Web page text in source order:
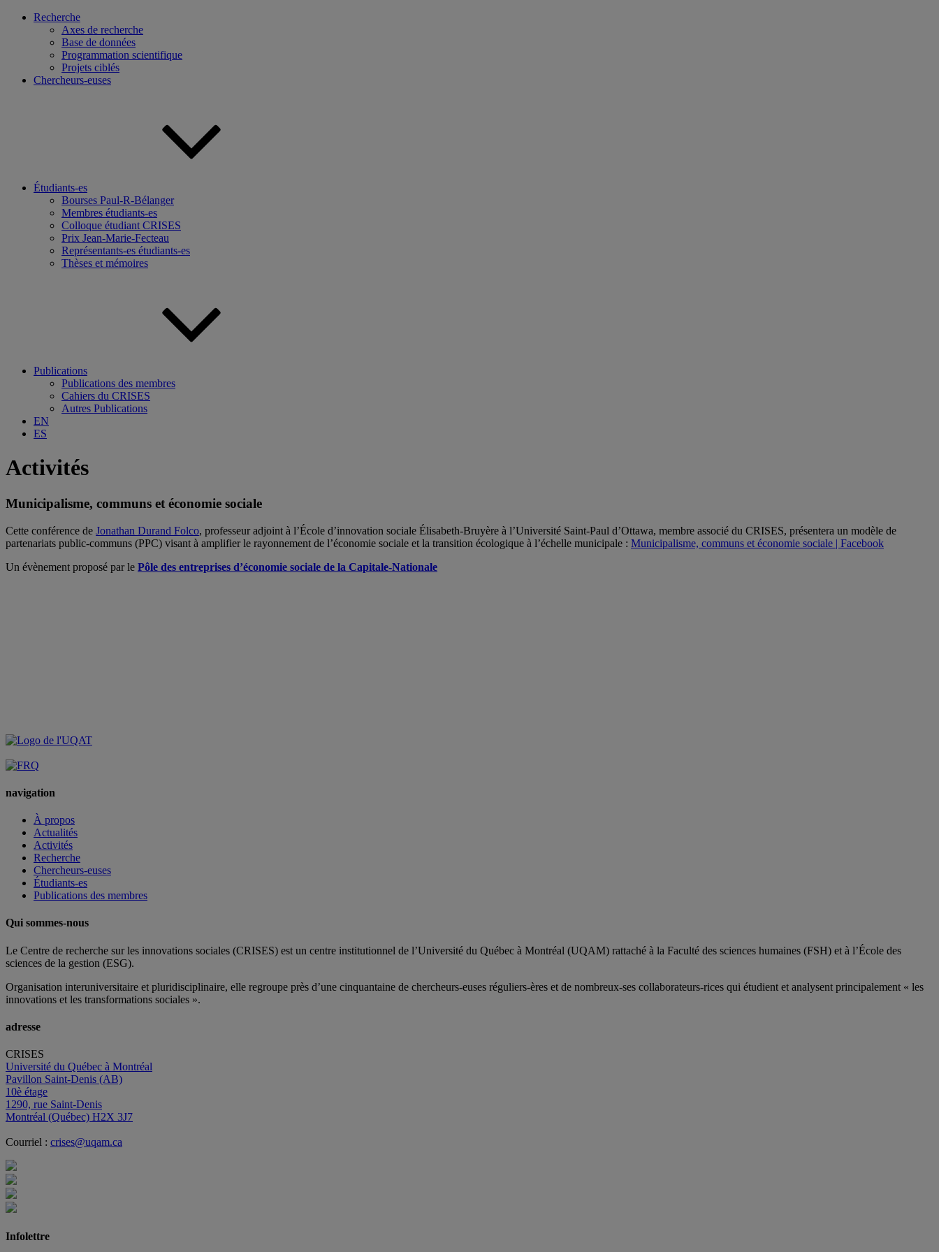
Recherche
Axes de recherche
Base de données
Programmation scientifique
Projets ciblés
Chercheurs-euses
Étudiants-es
Bourses Paul-R-Bélanger
Membres étudiants-es
Colloque étudiant CRISES
Prix Jean-Marie-Fecteau
Représentants-es étudiants-es
Thèses et mémoires
Publications
Publications des membres
Cahiers du CRISES
Autres Publications
EN
ES
Activités
Municipalisme, communs et économie sociale
Cette conférence de Jonathan Durand Folco, professeur adjoint à l’École d’innovation sociale Élisabeth-Bruyère à l’Université Saint-Paul d’Ottawa, membre associé du CRISES, présentera un modèle de
partenariats public-communs (PPC) visant à amplifier le rayonnement de l’économie sociale et la transition écologique à l’échelle municipale : Municipalisme, communs et économie sociale | Facebook
Un évènement proposé par le Pôle des entreprises d’économie sociale de la Capitale-Nationale
navigation
À propos
Actualités
Activités
Recherche
Chercheurs-euses
Étudiants-es
Publications des membres
Qui sommes-nous
Le Centre de recherche sur les innovations sociales (CRISES) est un centre institutionnel de l’Université du Québec à Montréal (UQAM) rattaché à la Faculté des sciences humaines (FSH) et à l’École des
sciences de la gestion (ESG).
Organisation interuniversitaire et pluridisciplinaire, elle regroupe près d’une cinquantaine de chercheurs-euses réguliers-ères et de nombreux-ses collaborateurs-rices qui étudient et analysent principalement « les
innovations et les transformations sociales ».
adresse
CRISES
Université du Québec à Montréal
Pavillon Saint-Denis (AB)
10è étage
1290, rue Saint-Denis
Montréal (Québec) H2X 3J7
Courriel : crises@uqam.ca
Infolettre